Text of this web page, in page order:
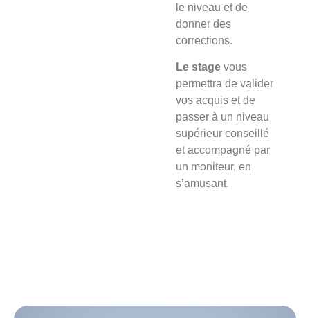
le niveau et de
donner des
corrections.
Le stage vous
permettra de valider
vos acquis et de
passer à un niveau
supérieur conseillé
et accompagné par
un moniteur, en
s’amusant.